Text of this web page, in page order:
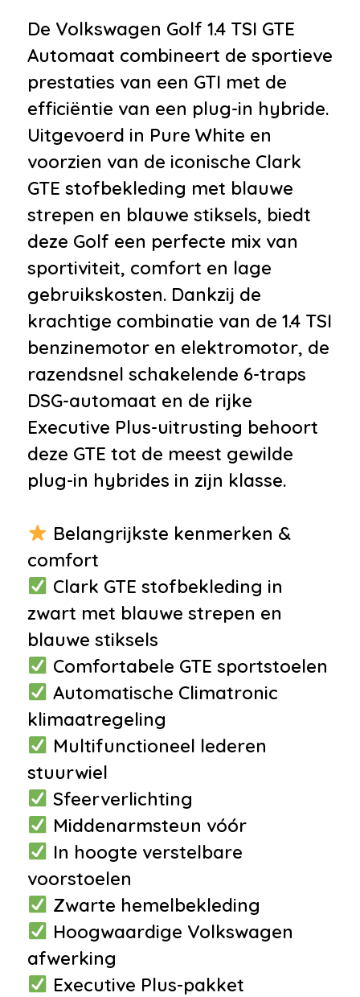
•
Buitenspiegels elektrisch
inklapbaar
Buitenspiegels elektrisch
verstel- en verwarmbaar
•Bumpers in carrosseriekleur
Dimlichten automatisch
•Getint glas
• LED achterlichten
Infotainment
•Navigatiesysteem
•Radio-cd/mp3 speler
•Stuurwiel multifunctioneel
•Audio-navigatie full map + hard
disk
•Bluetooth
telefoonvoorbereiding
•Multimedia-voorbereiding
•Spraakbediening
•Achterbank in delen
neerklapbaar
•Aluminium Pedalen
•Bestuurdersstoel in hoogte
verstelbaar
•Decor Titanium
•Hifi-systeem 8 luidsprekers
•Passagiersstoel in hoogte
verstelbaar
•Regensensor
•Sfeerverlichting interieur
•Sportstoelen
•Zwarte hemelbekleding
•12Volt aansluiting
•Armsteun achter
•Armsteun voor
•Boordcomputer
De Volkswagen Golf 1.4 TSI GTE
Automaat combineert de sportieve
prestaties van een GTI met de
efficiëntie van een plug-in hybride.
Uitgevoerd in Pure White en
voorzien van de iconische Clark
GTE stofbekleding met blauwe
strepen en blauwe stiksels, biedt
deze Golf een perfecte mix van
sportiviteit, comfort en lage
gebruikskosten. Dankzij de
krachtige combinatie van de 1.4 TSI
benzinemotor en elektromotor, de
razendsnel schakelende 6-traps
DSG-automaat en de rijke
Executive Plus-uitrusting behoort
deze GTE tot de meest gewilde
plug-in hybrides in zijn klasse.
Belangrijkste kenmerken &
comfort
Clark GTE stofbekleding in
zwart met blauwe strepen en
blauwe stiksels
Comfortabele GTE sportstoelen
Automatische Climatronic
klimaatregeling
Multifunctioneel lederen
stuurwiel
Sfeerverlichting
Middenarmsteun vóór
In hoogte verstelbare
voorstoelen
Zwarte hemelbekleding
Hoogwaardige Volkswagen
afwerking
Executive Plus-pakket